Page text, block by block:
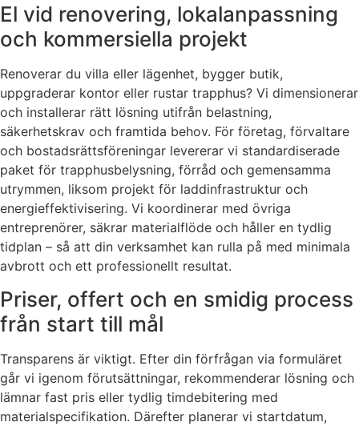
El vid renovering, lokalanpassning
och kommersiella projekt
Renoverar du villa eller lägenhet, bygger butik,
uppgraderar kontor eller rustar trapphus? Vi dimensionerar
och installerar rätt lösning utifrån belastning,
säkerhetskrav och framtida behov. För företag, förvaltare
och bostadsrättsföreningar levererar vi standardiserade
paket för trapphusbelysning, förråd och gemensamma
utrymmen, liksom projekt för laddinfrastruktur och
energieffektivisering. Vi koordinerar med övriga
entreprenörer, säkrar materialflöde och håller en tydlig
tidplan – så att din verksamhet kan rulla på med minimala
avbrott och ett professionellt resultat.
Priser, offert och en smidig process
från start till mål
Transparens är viktigt. Efter din förfrågan via formuläret
går vi igenom förutsättningar, rekommenderar lösning och
lämnar fast pris eller tydlig timdebitering med
materialspecifikation. Därefter planerar vi startdatum,